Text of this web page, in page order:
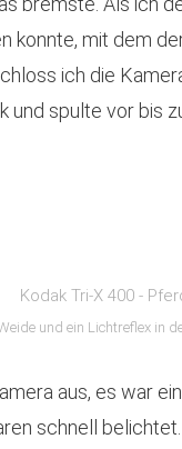
konnte, mit dem
ich die
und spulte vor bis
und ein Lichtreflex in
aus, es war
schnell